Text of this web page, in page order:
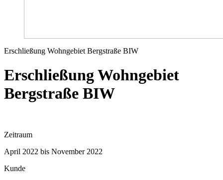
Erschließung Wohngebiet Bergstraße BIW
Erschließung Wohngebiet
Bergstraße BIW
Zeitraum
April 2022 bis November 2022
Kunde